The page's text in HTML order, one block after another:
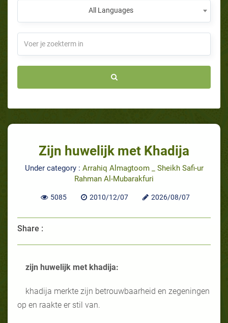
All Languages
Zijn huwelijk met Khadija
Under category : Arrahiq Almagtoom _ Sheikh Safi‐ur
Rahman Al‐Mubarakfuri
5085 2010/12/07 2026/08/07
Share :
zijn huwelijk met khadija:
khadija merkte zijn betrouwbaarheid en zegeningen
op en raakte er stil van.